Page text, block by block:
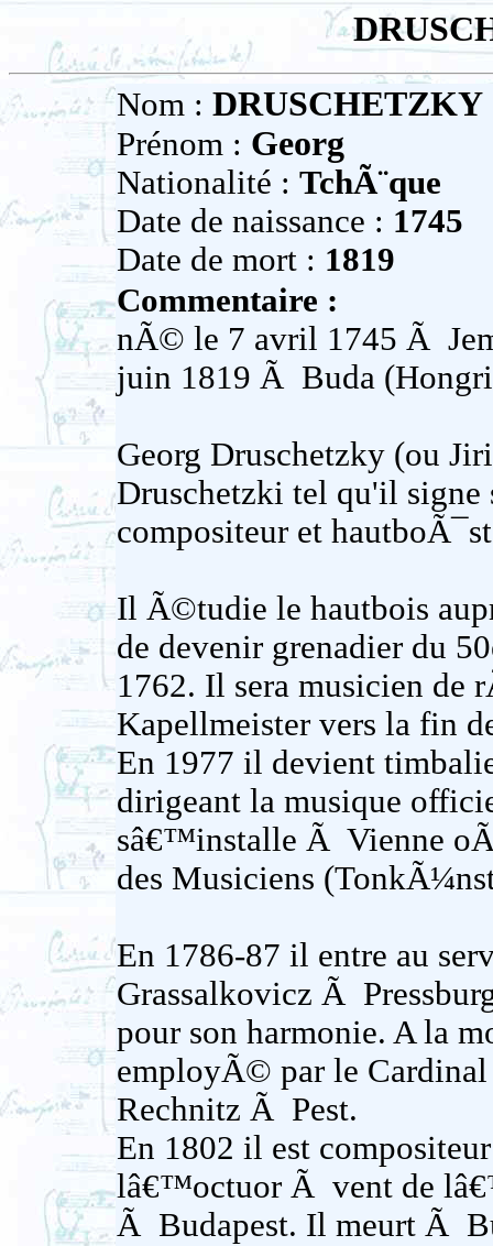
Nom : DRUSCHETZKY
Prénom : Georg
Nationalité : TchÃ¨que
Date de naissance : 1745
Date de mort : 1819
Commentaire :
nÃ© le 7 avril 1745 Ã
juin 1819 Ã Buda
Georg Druschetzky (ou
Druschetzki tel qu'il signe
compositeur et
Il Ã©tudie le hautbois
de devenir grenadier du
1762. Il sera musicien de
Kapellmeister vers la fin
En 1977 il devient
dirigeant la musique
sâ€™installe Ã Vienne
des Musiciens
En 1786-87 il entre au
Grassalkovicz Ã
pour son harmonie. A la
employÃ© par le Cardinal
Rechnitz Ã Pest.
En 1802 il est
lâ€™octuor Ã vent de
Ã Budapest. Il meurt Ã